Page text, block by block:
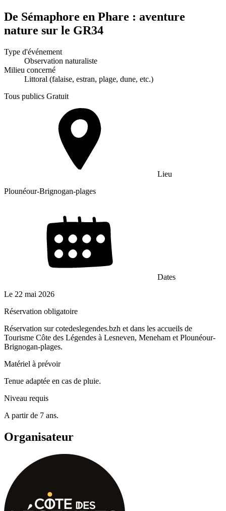
De Sémaphore en Phare : aventure
nature sur le GR34
Type d'événement
Observation naturaliste
Milieu concerné
Littoral (falaise, estran, plage, dune, etc.)
Tous publics Gratuit
Lieu
Plounéour-Brignogan-plages
Dates
Le 22 mai 2026
Réservation obligatoire
Réservation sur cotedeslegendes.bzh et dans les accueils de
Tourisme Côte des Légendes à Lesneven, Meneham et Plounéour-
Brignogan-plages.
Matériel à prévoir
Tenue adaptée en cas de pluie.
Niveau requis
A partir de 7 ans.
Organisateur